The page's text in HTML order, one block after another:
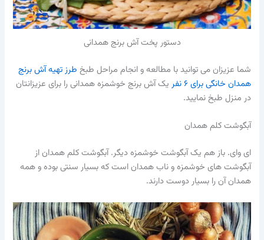
دستور پخت آش برنج همدانی
شما عزیزان می توانید با مطالعه و انجام مراحل طبخ طرز تهیه آش برنج
همدان خانگی برای ۶ نفر
یک آش برنج خوشمزه همدانی را برای عزیزانتان
در منزل طبخ نمایید.
آبگوشت کلم همدان
ای وای. باز هم یک آبگوشت خوشمزه دیگر. آبگوشت کلم همدان از
آبگوشت های خوشمزه و ناب همدان است که بسیار سنتی بوده و همه
همدان آن را بسیار دوست دارند.